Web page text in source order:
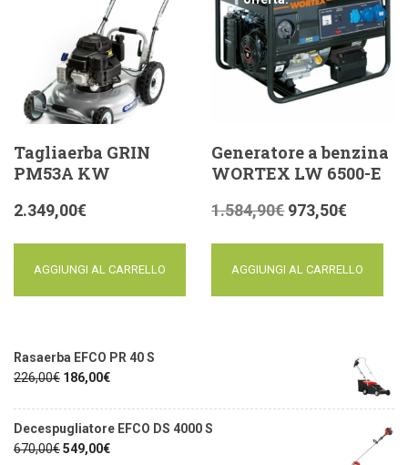
Tagliaerba GRIN
PM53A KW
2.349,00€
AGGIUNGI AL CARRELLO
Generatore a benzina
WORTEX LW 6500-E
1.584,90€ 973,50€
AGGIUNGI AL CARRELLO
Rasaerba EFCO PR 40 S
226,00€ 186,00€
Decespugliatore EFCO DS 4000 S
670,00€549,00€